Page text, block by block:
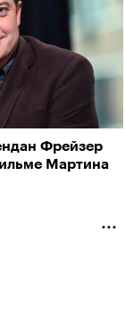
Фрейзер
Мартина